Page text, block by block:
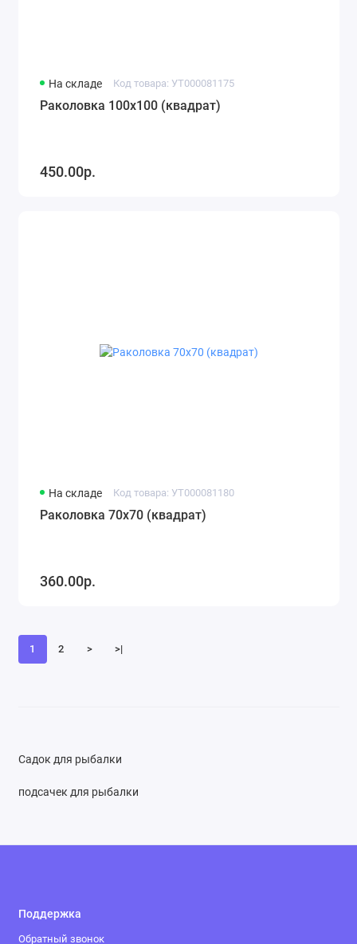
На складе Код товара: УТ000081175
Раколовка 100х100 (квадрат)
450.00р.
На складе Код товара: УТ000081180
Раколовка 70х70 (квадрат)
360.00р.
1 2 > >|
Садок для рыбалки
подсачек для рыбалки
Поддержка
Обратный звонок